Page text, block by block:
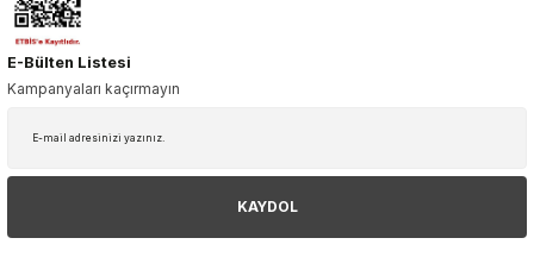
E-Bülten Listesi
Kampanyaları kaçırmayın
KAYDOL